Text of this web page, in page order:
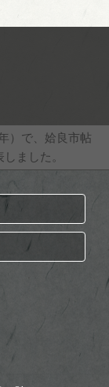
）で、姶良市帖
ました。